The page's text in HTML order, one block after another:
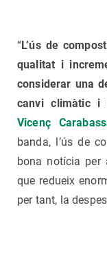
“L’ús de
qualitat i
considerar una
canvi climàtic i
Vicenç
banda, l’ús de
bona notícia per
que redueix
per tant, la